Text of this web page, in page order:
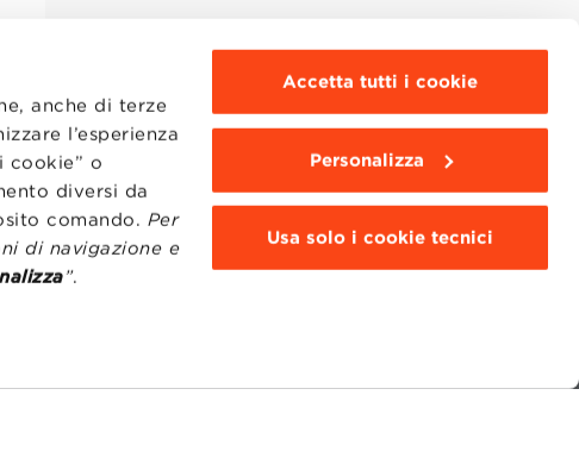
anche di terze
l’esperienza
cookie” o
diversi da
comando. Per
di navigazione e
”.
Accetta tutti i cookie
Personalizza
Usa solo i cookie tecnici